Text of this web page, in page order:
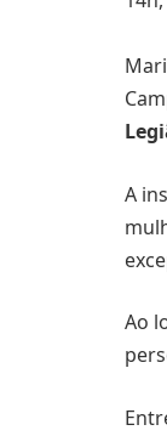
A
Ao